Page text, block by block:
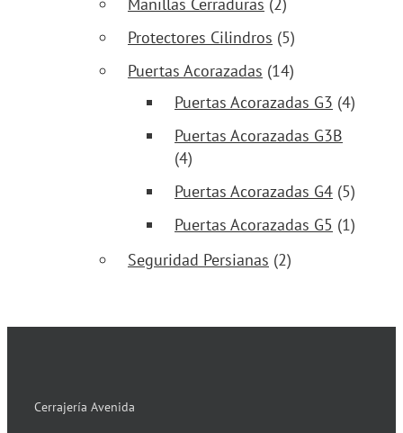
Manillas Cerraduras (2)
Protectores Cilindros (5)
Puertas Acorazadas (14)
Puertas Acorazadas G3 (4)
Puertas Acorazadas G3B
(4)
Puertas Acorazadas G4 (5)
Puertas Acorazadas G5 (1)
Seguridad Persianas (2)
Cerrajería Avenida